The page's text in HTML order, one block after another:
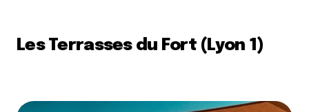
Les Terrasses du Fort (Lyon 1)